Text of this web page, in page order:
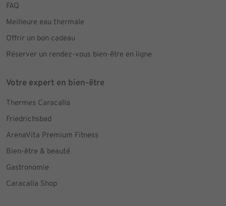
FAQ
Meilleure eau thermale
Offrir un bon cadeau
Réserver un rendez-vous bien-être en ligne
Votre expert en bien-être
Thermes Caracalla
Friedrichsbad
ArenaVita Premium Fitness
Bien-être & beauté
Gastronomie
Caracalla Shop